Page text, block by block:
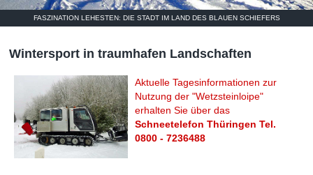
FASZINATION LEHESTEN: DIE STADT IM LAND DES BLAUEN SCHIEFERS
Wintersport in traumhafen Landschaften
Aktuelle Tagesinformationen zur
Nutzung der "Wetzsteinloipe"
erhalten Sie über das
Schneetelefon Thüringen Tel.
0800 - 7236488